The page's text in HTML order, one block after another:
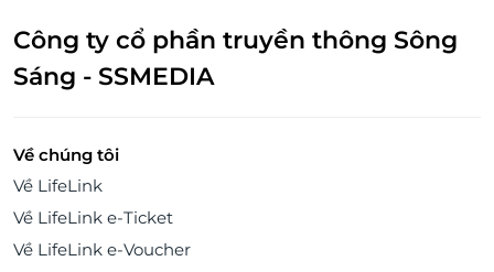
Công ty cổ phần truyền thông Sông
Sáng - SSMEDIA
Về chúng tôi
Về LifeLink
Về LifeLink e-Ticket
Về LifeLink e-Voucher